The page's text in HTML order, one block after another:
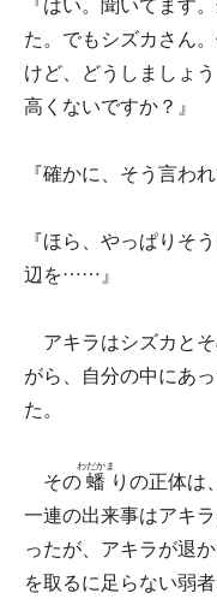
『はい。聞いてます
た。でもシズカさん
けど、どうしましょ
高くないですか？』
『確かに、そう言わ
『ほら、やっぱりそ
辺を……』
アキラはシズカとそ
がら、自分の中にあ
た。
その 蟠
わだかま
りの正体は
一連の出来事はアキ
ったが、アキラが退
を取るに足らない弱